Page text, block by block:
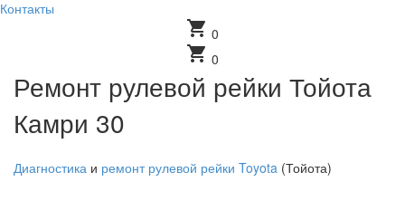
Контакты
shopping_cart 0
shopping_cart 0
Ремонт рулевой рейки Тойота
Камри 30
Диагностика и ремонт рулевой рейки Toyota (Тойота)